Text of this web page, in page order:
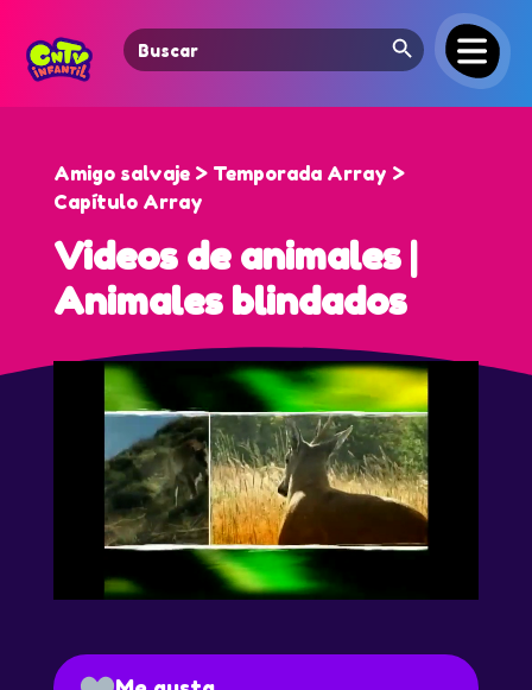
Search
for:
Search Button
Amigo salvaje > Temporada Array >
Capítulo Array
Videos de animales |
Animales blindados